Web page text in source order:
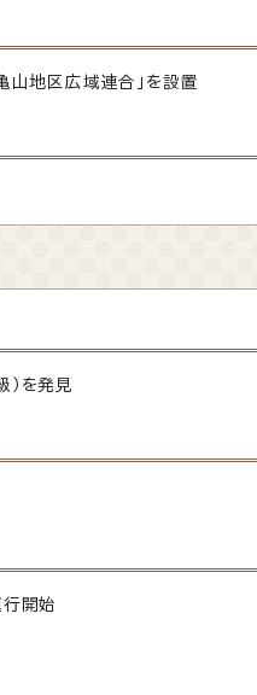
山地区広域連合」を設置
を発見
行開始